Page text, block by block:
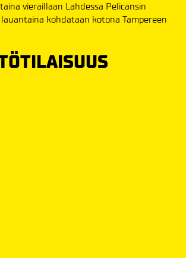
vieraillaan Lahdessa Pelicansin
kohdataan kotona Tampereen